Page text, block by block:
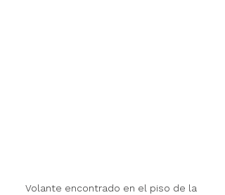
Volante encontrado en el piso de la